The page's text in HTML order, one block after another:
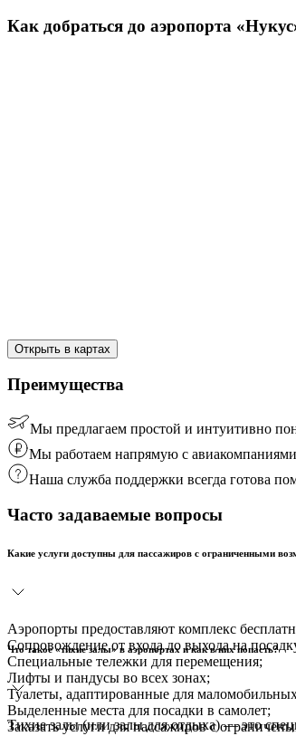
Как добраться до аэропорта
Открыть в картах
Преимущества
Мы предлагаем простой и интуитивно
Мы работаем напрямую с
Наша служба поддержки всегда готова
Часто задаваемые вопросы
Какие услуги доступны для пассажиров с ограниченными
Аэропорты предоставляют комплекс
Сопровождение от входа до выхода на
Специальные тележки для перемещения;
Лифты и пандусы во всех зонах;
Туалеты, адаптированные для
Выделенные места для посадки в самолет;
Заказать услуги для пассажиров с
Что такое «тихие залы» в аэропортах и как в них попасть?
Тихие залы (или залы для отдыха) — это